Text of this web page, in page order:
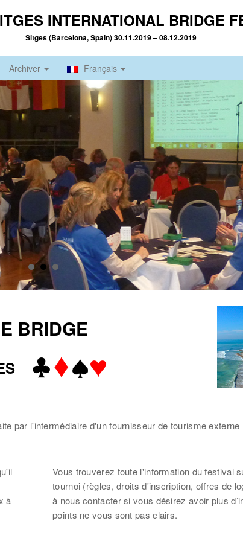
INTERNATIONAL BRIDGE
Sitges (Barcelona, Spain) 30.11.2019 – 08.12.2019
Archiver Français
BRIDGE
par l'intermédiaire d'un fournisseur de tourisme
à
Vous trouverez toute l'information du festival
tournoi (règles, droits d'inscription, offres de
à nous contacter si vous désirez avoir plus
points ne vous sont pas clairs.